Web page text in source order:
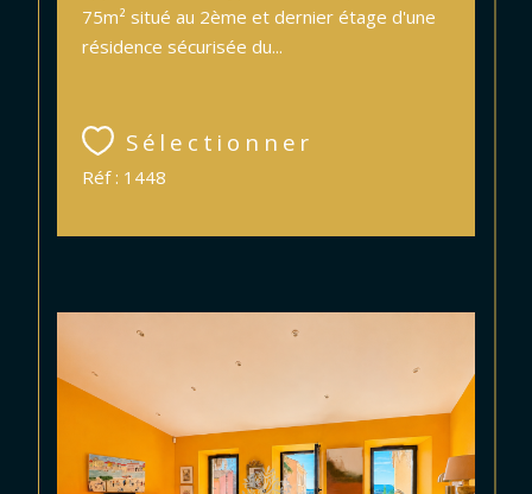
75m² situé au 2ème et dernier étage d'une
résidence sécurisée du...
Sélectionner
Réf : 1448